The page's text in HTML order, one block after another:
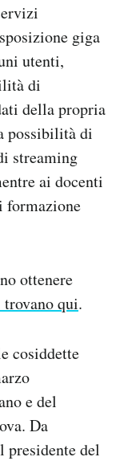
giga
utenti,
di
della propria
possibilità di
streaming
ai docenti
formazione
ottenere
trovano qui.
cosiddette
e del
Da
presidente del